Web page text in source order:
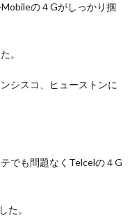
の４Gがしっかり掴
。
シスコ、ヒューストンに
でも問題なくTelcelの４G
た。